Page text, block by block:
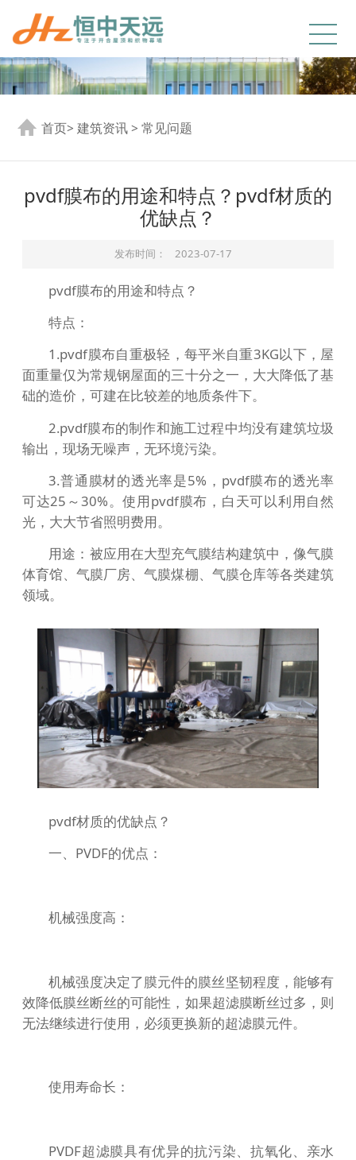
首页>建筑资讯>常见问题
pvdf膜布的用途和特点？pvdf材质的
优缺点？
发布时间： 2023-07-17
pvdf膜布的用途和特点？
特点：
1.pvdf膜布自重极轻，每平米自重3KG以下，屋
面重量仅为常规钢屋面的三十分之一，大大降低了基
础的造价，可建在比较差的地质条件下。
2.pvdf膜布的制作和施工过程中均没有建筑垃圾
输出，现场无噪声，无环境污染。
3.普通膜材的透光率是5%，pvdf膜布的透光率
可达25～30%。使用pvdf膜布，白天可以利用自然
光，大大节省照明费用。
用途：被应用在大型充气膜结构建筑中，像气膜
体育馆、气膜厂房、气膜煤棚、气膜仓库等各类建筑
领域。
pvdf材质的优缺点？
一、PVDF的优点：
机械强度高：
机械强度决定了膜元件的膜丝坚韧程度，能够有
效降低膜丝断丝的可能性，如果超滤膜断丝过多，则
无法继续进行使用，必须更换新的超滤膜元件。
使用寿命长：
PVDF超滤膜具有优异的抗污染、抗氧化、亲水